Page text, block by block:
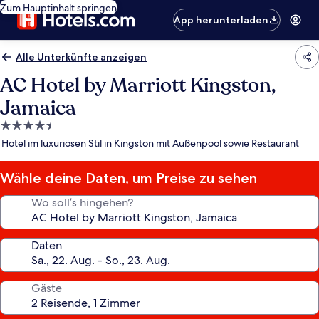
Zum Hauptinhalt springen
App herunterladen
Alle Unterkünfte anzeigen
AC Hotel by Marriott Kingston,
Jamaica
4.5-
Sterne-
Hotel im luxuriösen Stil in Kingston mit Außenpool sowie Restaurant
Wähle deine Daten, um Preise zu sehen
Wo soll’s hingehen?
Daten
Gäste